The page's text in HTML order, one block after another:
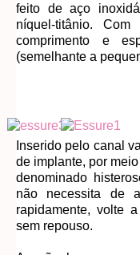
feito de aço
níquel-titânio.
comprimento e
(semelhante a
Inserido pelo canal
de implante, por
denominado
não necessita de
rapidamente, volte
sem repouso.